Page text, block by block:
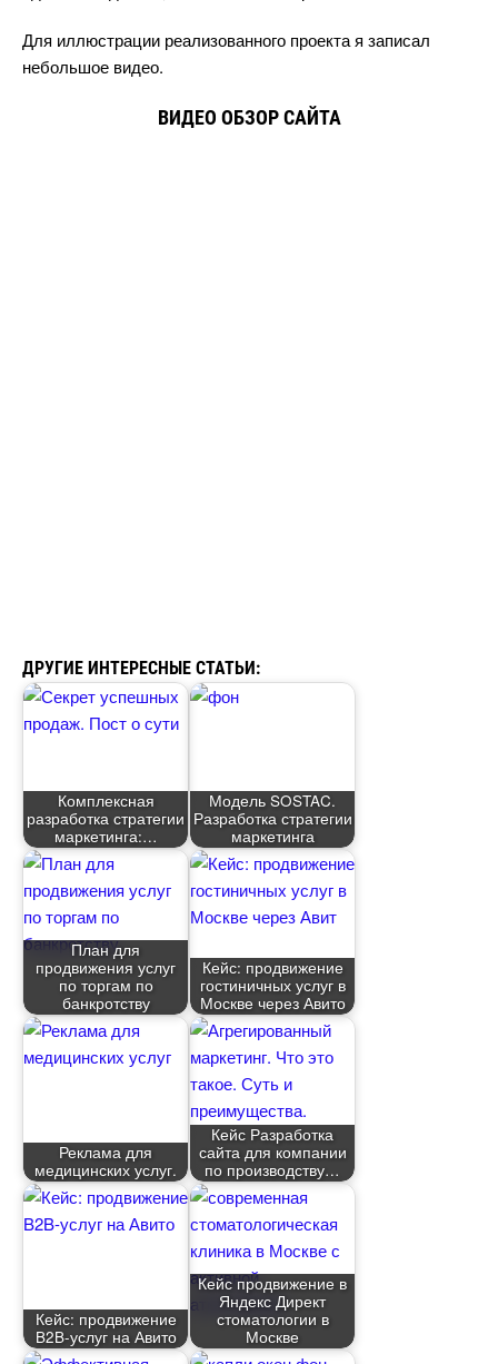
Для иллюстрации реализованного проекта я записал
небольшое видео.
ИДЕО ОБЗОР САЙТА
ДРУГИЕ ИНТЕРЕСНЫЕ СТАТЬИ:
Комплексная
разработка стратегии
маркетинга:
Модель SOSTAC.
Разработка стратегии
маркетинга
План для
продвижения услу
по торгам по
анкротству
Кейс: продвижение
остиничных услу
Москве через Авито
Реклама для
медицинских услуг.
Кейс Разработка
сайта для компании
по производству
Кейс: продвижение
B2B-услуг на Авито
Кейс продвижение
Яндекс Директ
стоматологии
Москве